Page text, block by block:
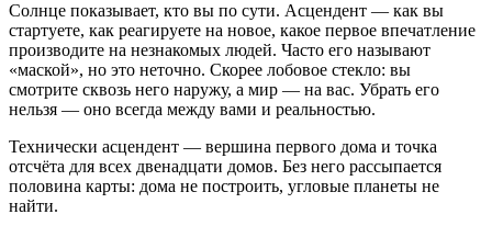
Солнце показывает, кто вы по сути. Асцендент — как вы
стартуете, как реагируете на новое, какое первое впечатление
производите на незнакомых людей. Часто его называют
«маской», но это неточно. Скорее лобовое стекло: вы
смотрите сквозь него наружу, а мир — на вас. Убрать его
нельзя — оно всегда между вами и реальностью.
Технически асцендент — вершина первого дома и точка
отсчёта для всех двенадцати домов. Без него рассыпается
половина карты: дома не построить, угловые планеты не
найти.